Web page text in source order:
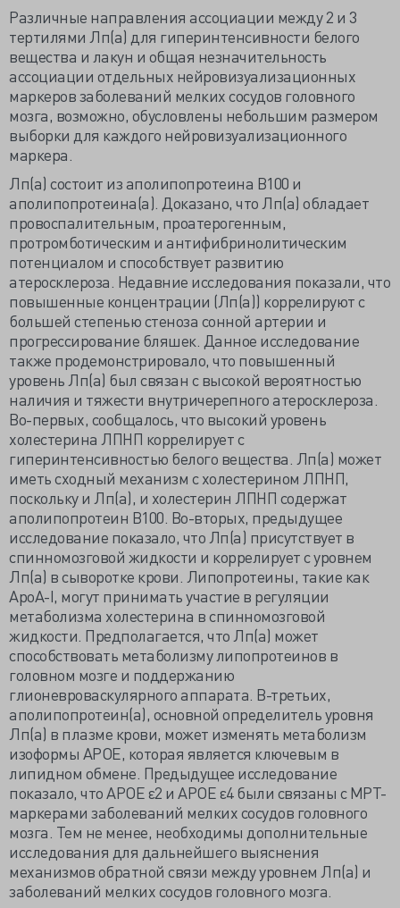
Различные направления ассоциации между 2 и 3
тертилями Лп(a) для гиперинтенсивности белого
вещества и лакун и общая незначительность
ассоциации отдельных нейровизуализационных
маркеров заболеваний мелких сосудов головного
мозга, возможно, обусловлены небольшим размером
выборки для каждого нейровизуализационного
маркера.
Лп(а) состоит из аполипопротеина В100 и
аполипопротеина(а). Доказано, что Лп(а) обладает
провоспалительным, проатерогенным,
протромботическим и антифибринолитическим
потенциалом и способствует развитию
атеросклероза. Недавние исследования показали, что
повышенные концентрации (Лп(а)) коррелируют с
большей степенью стеноза сонной артерии и
прогрессирование бляшек. Данное исследование
также продемонстрировало, что повышенный
уровень Лп(а) был связан с высокой вероятностью
наличия и тяжести внутричерепного атеросклероза.
Во-первых, сообщалось, что высокий уровень
холестерина ЛПНП коррелирует с
гиперинтенсивностью белого вещества. Лп(а) может
иметь сходный механизм с холестерином ЛПНП,
поскольку и Лп(а), и холестерин ЛПНП содержат
аполипопротеин В100. Во-вторых, предыдущее
исследование показало, что Лп(а) присутствует в
спинномозговой жидкости и коррелирует с уровнем
Лп(а) в сыворотке крови. Липопротеины, такие как
ApoA-I, могут принимать участие в регуляции
метаболизма холестерина в спинномозговой
жидкости. Предполагается, что Лп(а) может
способствовать метаболизму липопротеинов в
головном мозге и поддержанию
глионевроваскулярного аппарата. В-третьих,
аполипопротеин(а), основной определитель уровня
Лп(а) в плазме крови, может изменять метаболизм
изоформы APOЕ, которая является ключевым в
липидном обмене. Предыдущее исследование
показало, что APOE ε2 и APOE ε4 были связаны с МРТ-
маркерами заболеваний мелких сосудов головного
мозга. Тем не менее, необходимы дополнительные
исследования для дальнейшего выяснения
механизмов обратной связи между уровнем Лп(а) и
заболеваний мелких сосудов головного мозга.